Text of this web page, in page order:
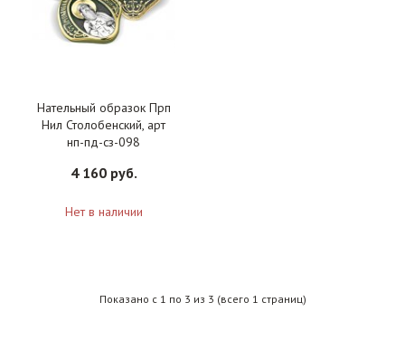
Нательный образок Прп
Нил Столобенский, арт
нп-пд-сз-098
4 160 руб.
Нет в наличии
Показано с 1 по 3 из 3 (всего 1 страниц)